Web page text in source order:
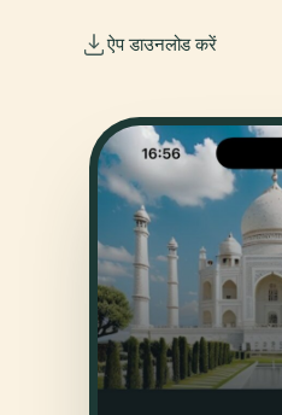
ऐप डाउनलोड करें